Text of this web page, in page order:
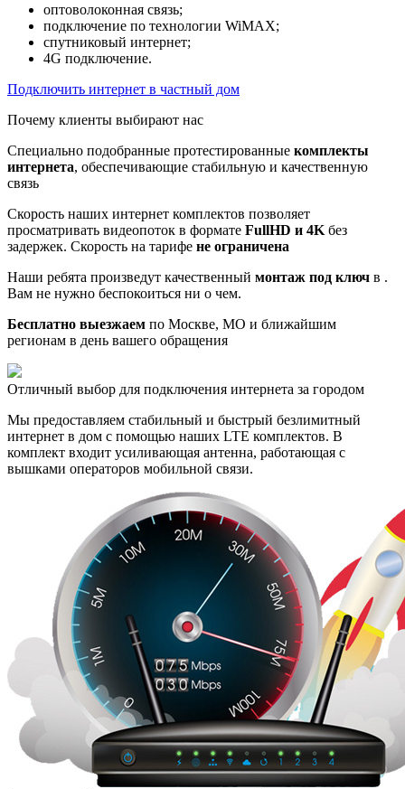
оптоволоконная связь;
подключение по технологии WiMAX;
спутниковый интернет;
4G подключение.
Подключить интернет в частный дом
Почему клиенты выбирают нас
Специально подобранные протестированные комплекты
интернета, обеспечивающие стабильную и качественную
связь
Скорость наших интернет комплектов позволяет
просматривать видеопоток в формате FullHD и 4K без
задержек. Скорость на тарифе не ограничена
Наши ребята произведут качественный монтаж под ключ в .
Вам не нужно беспокоиться ни о чем.
Бесплатно выезжаем по Москве, МО и ближайшим
регионам в день вашего обращения
Отличный выбор для подключения интернета за городом
Мы предоставляем стабильный и быстрый безлимитный
интернет в дом с помощью наших LTE комплектов. В
комплект входит усиливающая антенна, работающая с
вышками операторов мобильной связи.